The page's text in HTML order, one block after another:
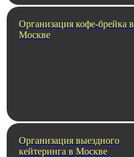
Организация кофе-брейка в
Москве
Организация выездного
кейтеринга в Москве